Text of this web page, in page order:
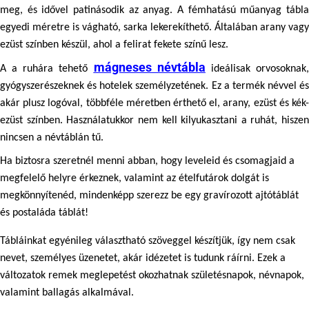
meg, és idővel patinásodik az anyag. A fémhatású műanyag tábla
egyedi méretre is vágható, sarka lekerekíthető. Általában arany vagy
ezüst színben készül, ahol a felirat fekete színű lesz.
A a ruhára tehető mágneses névtábla ideálisak orvosoknak,
gyógyszerészeknek és hotelek személyzetének. Ez a termék névvel és
akár plusz logóval, többféle méretben érthető el, arany, ezüst és kék-
ezüst színben. Használatukkor nem kell kilyukasztani a ruhát, hiszen
nincsen a névtáblán tű.
Ha biztosra szeretnél menni abban, hogy leveleid és csomagjaid a
megfelelő helyre érkeznek, valamint az ételfutárok dolgát is
megkönnyítenéd, mindenképp szerezz be egy gravírozott ajtótáblát
és postaláda táblát!
Tábláinkat egyénileg választható szöveggel készítjük, így nem csak
nevet, személyes üzenetet, akár idézetet is tudunk ráírni. Ezek a
változatok remek meglepetést okozhatnak születésnapok, névnapok,
valamint ballagás alkalmával.